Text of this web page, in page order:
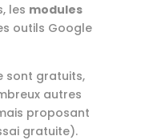
les modules
outils Google
sont gratuits,
autres
proposant
gratuite).